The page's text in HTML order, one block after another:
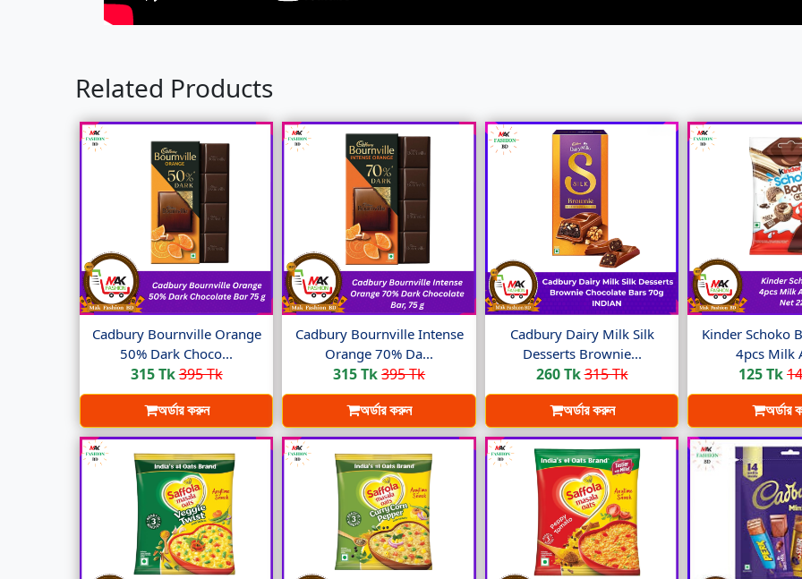
Related Products
Cadbury Bournville Orange
50% Dark Choco...
315 Tk395 Tk
অর্ডার করুন
Cadbury Bournville Intense
Orange 70% Da...
315 Tk395 Tk
অর্ডার করুন
Cadbury Dairy Milk Silk
Desserts Brownie...
260 Tk315 Tk
অর্ডার করুন
Kinder Schoko
4pcs Milk
125 Tk
অর্ডার